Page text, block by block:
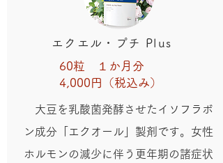
​エクエル・プチ Plus
60粒 １か月分
4,000円（税込み）
大豆を乳酸菌発酵させたイソフラボ
ン成分「エクオール」製剤です。​女性
ホルモンの減少に伴う更年期の諸症状